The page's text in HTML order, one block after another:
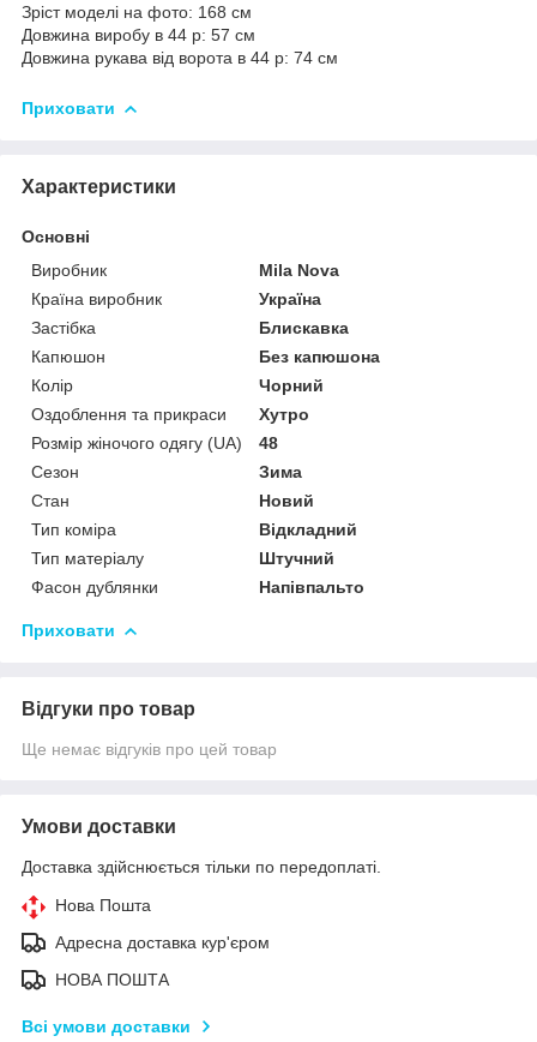
Зріст моделі на фото: 168 см
Довжина виробу в 44 р: 57 см
Довжина рукава від ворота в 44 р: 74 см
Приховати
Характеристики
Основні
Виробник
Mila Nova
Країна виробник
Україна
Застібка
Блискавка
Капюшон
Без капюшона
Колір
Чорний
Оздоблення та прикраси
Хутро
Розмір жіночого одягу (UA)
48
Сезон
Зима
Стан
Новий
Тип коміра
Відкладний
Тип матеріалу
Штучний
Фасон дублянки
Напівпальто
Приховати
Відгуки про товар
Ще немає відгуків про цей товар
Умови доставки
Доставка здійснюється тільки по передоплаті.
Нова Пошта
Адресна доставка кур'єром
НОВА ПОШТА
Всі умови доставки